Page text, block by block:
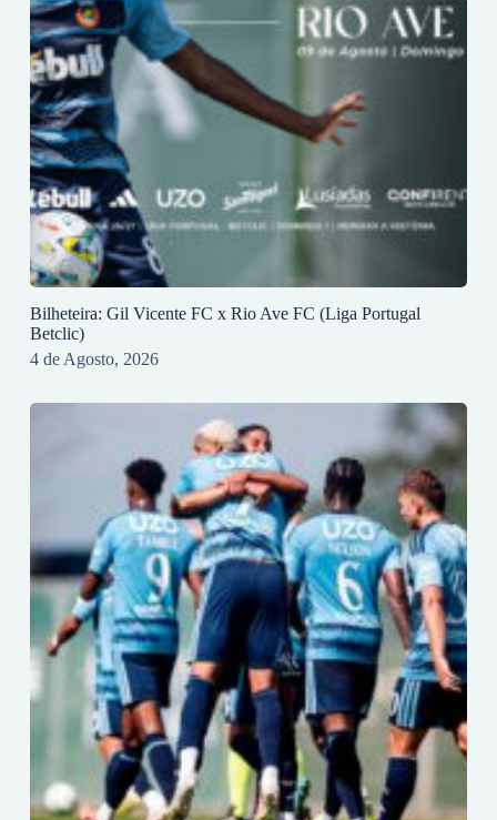
Bilheteira: Gil Vicente FC x Rio Ave FC (Liga Portugal
Betclic)
4 de Agosto, 2026